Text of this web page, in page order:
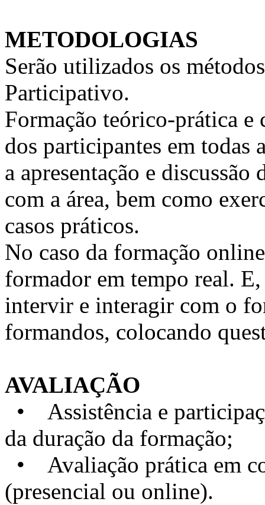
METODOLOGIAS
Serão utilizados os
Participativo.
Formação teórico-prática e
dos participantes em todas
a apresentação e
com a área, bem como
casos práticos.
No caso da formação
formador em tempo real.
intervir e interagir com o
formandos, colocando
AVALIAÇÃO
• Assistência e
da duração da formação;
• Avaliação prática em
(presencial ou online).